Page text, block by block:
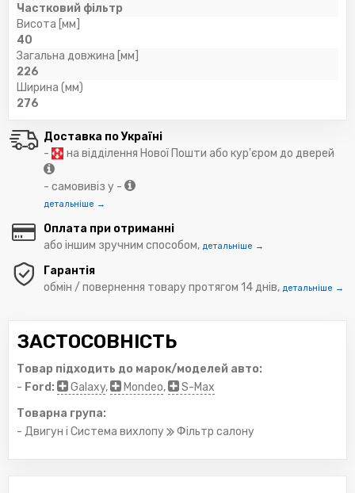
Частковий фільтр
Висота [мм]
40
Загальна довжина [мм]
226
Ширина (мм)
276
Доставка по Україні
-
на відділення Нової Пошти або кур'єром до дверей
- самовивіз у -
детальніше →
Оплата при отриманні
або іншим зручним способом, детальніше →
Гарантія
обмін / повернення товару протягом 14 днів, детальніше →
ЗАСТОСОВНІСТЬ
Товар підходить до марок/моделей авто:
- Ford: Galaxy, Mondeo,
S-Max
Товарна група:
- Двигун і Система вихлопу
Фільтр салону